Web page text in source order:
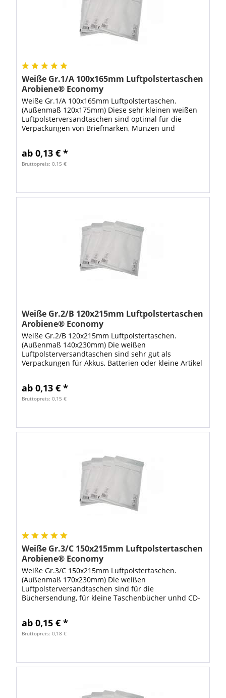
Weiße Gr.1/A 100x165mm Luftpolstertaschen
Arobiene® Economy
Weiße Gr.1/A 100x165mm Luftpolstertaschen.
(Außenmaß 120x175mm) Diese sehr kleinen weißen
Luftpolsterversandtaschen sind optimal für die
Verpackungen von Briefmarken, Münzen und
ab 0,13 € *
Bruttopreis: 0,15 €
Weiße Gr.2/B 120x215mm Luftpolstertaschen
Arobiene® Economy
Weiße Gr.2/B 120x215mm Luftpolstertaschen.
(Außenmaß 140x230mm) Die weißen
Luftpolsterversandtaschen sind sehr gut als
Verpackungen für Akkus, Batterien oder kleine Artikel
ab 0,13 € *
Bruttopreis: 0,15 €
Weiße Gr.3/C 150x215mm Luftpolstertaschen
Arobiene® Economy
Weiße Gr.3/C 150x215mm Luftpolstertaschen.
(Außenmaß 170x230mm) Die weißen
Luftpolsterversandtaschen sind für die
Büchersendung, für kleine Taschenbücher unhd CD-
ab 0,15 € *
Bruttopreis: 0,18 €